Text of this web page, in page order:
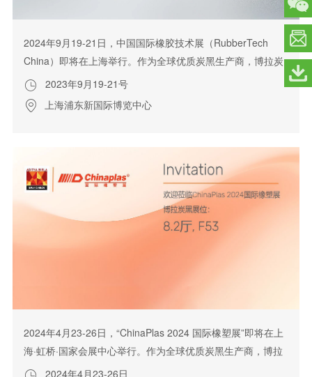
2024年9月19-21日，中国国际橡胶技术展（RubberTech
China）即将在上海举行。作为全球优质炭黑生产商，博拉炭
黑届时将携带高效炭黑解决方案，一起助力优质轮胎及橡胶制
品的生产。敬请期待...
 2023年9月19-21号
 上海浦东新国际博览中心
2024年4月23-26日，“ChinaPlas 2024 国际橡塑展”即将在上
海·虹桥·国家会展中心举行。作为全球优质炭黑生产商，博拉
炭黑届时将携带行业先进的炭黑解决方案，一起助力优质塑料
2024年4月23-26日